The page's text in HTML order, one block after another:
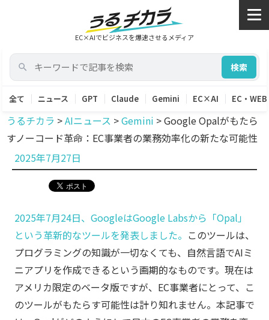
EC×AIでビジネスを爆速させるメディア
検索
全て ニュース GPT Claude Gemini EC×AI EC・WEB
うるチカラ >AIニュース >Gemini >Google Opalがもたら
すノーコード革命：EC事業者の業務効率化の新たな可能性
投
稿
2025年7月27日
2025年7月24日、GoogleはGoogle Labsから「Opal」
という革新的なツールを発表しました。 このツールは、
プログラミングの知識が一切なくても、自然言語でAIミ
ニアプリを作成できるという画期的なものです。現在は
アメリカ限定のベータ版ですが、EC事業者にとって、こ
のツールがもたらす可能性は計り知れません。本記事で